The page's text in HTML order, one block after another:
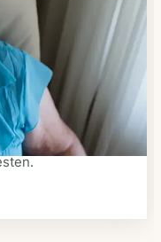
Ihres Anbieters
Sie telefonisch,
Anbieters.
Essen zum
Bei vielen
auch